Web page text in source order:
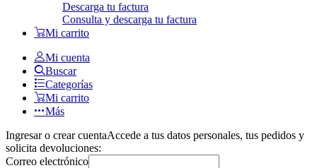
Descarga tu factura
Consulta y descarga tu factura
Mi carrito
Mi cuenta
Buscar
Categorías
Mi carrito
Más
Ingresar o crear cuentaAccede a tus datos personales, tus pedidos y
solicita devoluciones:
Correo electrónico